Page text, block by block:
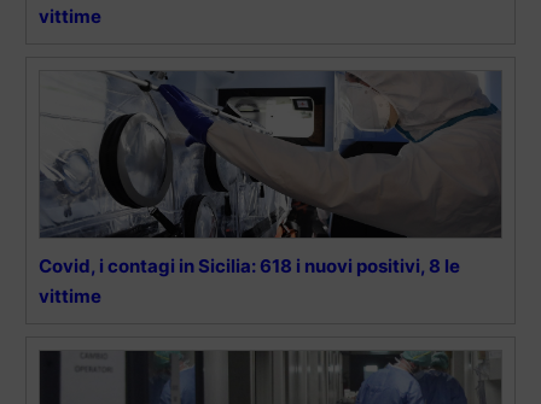
vittime
Covid, i contagi in Sicilia: 618 i nuovi positivi, 8 le
vittime